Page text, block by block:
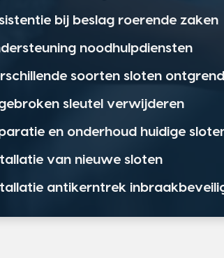
bij beslag roerende zaken
noodhulpdiensten
soorten sloten
sleutel verwijderen
en onderhoud huidige
van nieuwe sloten
antikerntrek